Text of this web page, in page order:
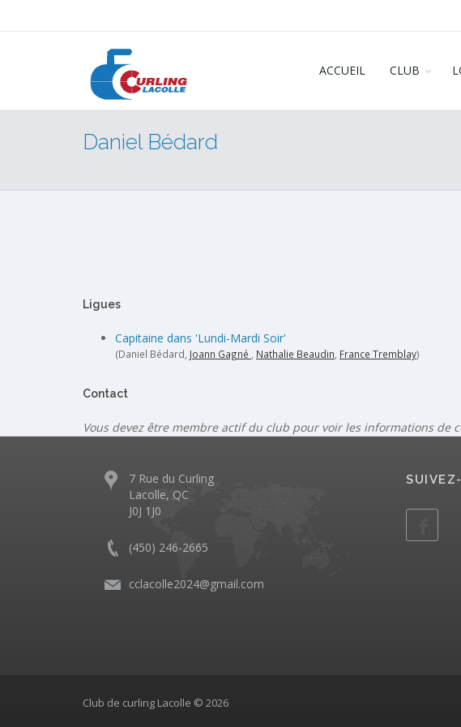
ACCUEIL CLUB
Daniel Bédard
Ligues
Capitaine dans 'Lundi-Mardi Soir'
(Daniel Bédard, Joann Gagné Nathalie Beaudin France Tremblay)
Contact
Vous devez être membre actif du club pour voir les informations de
7 Rue du Curling
Lacolle, QC
J0J 1J0
(450) 246-2665
cclacolle2024@gmail.com
Club de curling Lacolle © 2026